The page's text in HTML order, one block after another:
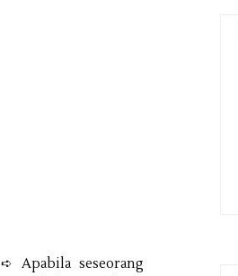
➪ Apabila seseorang